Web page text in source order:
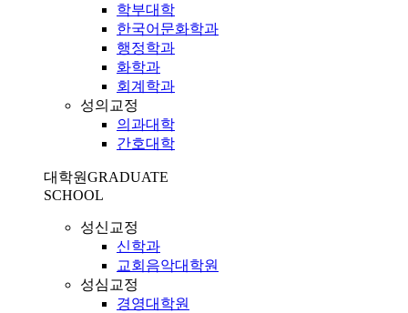
학부대학
한국어문화학과
행정학과
화학과
회계학과
성의교정
의과대학
간호대학
대학원GRADUATE
SCHOOL
성신교정
신학과
교회음악대학원
성심교정
경영대학원